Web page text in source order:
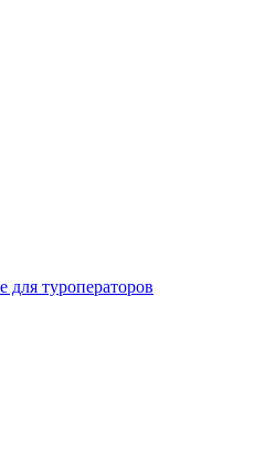
для туроператоров